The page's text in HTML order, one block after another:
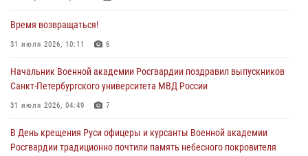
Время возвращаться!
31 июля 2026, 10:11 6
Начальник Военной академии Росгвардии поздравил выпускников
Санкт-Петербургского университета МВД России
31 июля 2026, 04:49 7
В День крещения Руси офицеры и курсанты Военной академии
Росгвардии традиционно почтили память небесного покровителя